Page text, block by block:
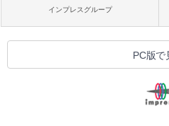
インプレスグループ
PC版で